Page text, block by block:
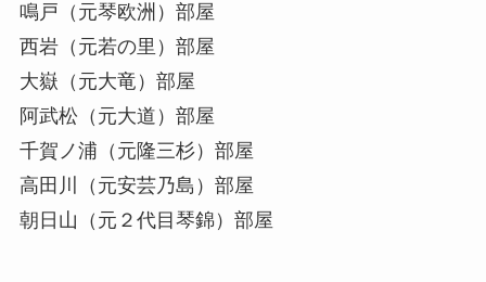
鳴戸（元琴欧洲）部屋
西岩（元若の里）部屋
大嶽（元大竜）部屋
阿武松（元大道）部屋
千賀ノ浦（元隆三杉）部屋
高田川（元安芸乃島）部屋
朝日山（元２代目琴錦）部屋